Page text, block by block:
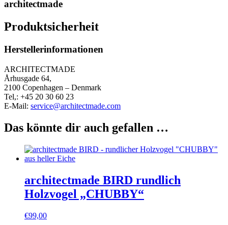
architectmade
Produktsicherheit
Herstellerinformationen
ARCHITECTMADE
Århusgade 64,
2100 Copenhagen – Denmark
Tel,: +45 20 30 60 23
E-Mail: service@architectmade.com
Das könnte dir auch gefallen …
architectmade BIRD rundlich
Holzvogel „CHUBBY“
€99,00